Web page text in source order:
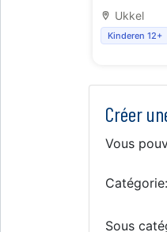
Ukkel
Kinderen 12+
Créer
Vous
Catégorie:
Sous